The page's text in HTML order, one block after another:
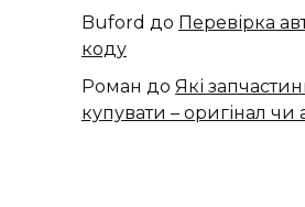
Buford до Перевірка
коду
Роман до Які
купувати – оригінал чи